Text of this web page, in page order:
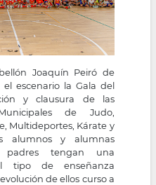
Joaquín Peiró de
escenario la Gala del
y clausura de las
de Judo,
Multideportes, Kárate y
alumnos y alumnas
padres tengan una
tipo de enseñanza
de ellos curso a